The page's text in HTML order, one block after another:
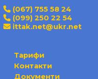
(067) 755 58 24
(099) 250 22 54
ittak.net@ukr.net
Тарифи
Контакти
Документи